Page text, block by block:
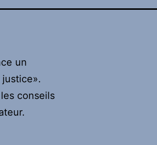
un
conseils